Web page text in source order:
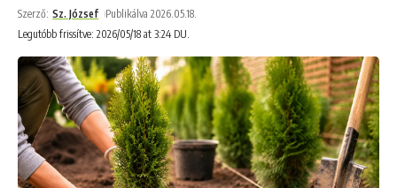
Legutóbb frissítve: 2026/05/18 at 3:24 DU.
Szerző: Sz. József Publikálva 2026.05.18.